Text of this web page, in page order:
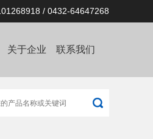
/ 0432-64647268
关于企业 联系我们